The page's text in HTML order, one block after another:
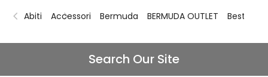
Abiti Accessori Bermuda BERMUDA OUTLET Best
Search Our Site